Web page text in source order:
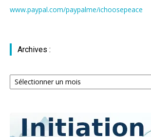
www.paypal.com/paypalme/ichoosepeace
Archives :
Archives